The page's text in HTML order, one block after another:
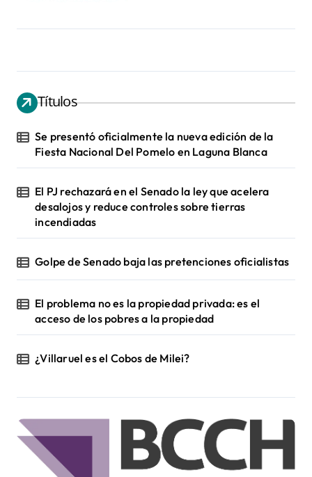
Títulos
Se presentó oficialmente la nueva edición de la
Fiesta Nacional Del Pomelo en Laguna Blanca
El PJ rechazará en el Senado la ley que acelera
desalojos y reduce controles sobre tierras
incendiadas
Golpe de Senado baja las pretenciones oficialistas
El problema no es la propiedad privada: es el
acceso de los pobres a la propiedad
¿Villaruel es el Cobos de Milei?